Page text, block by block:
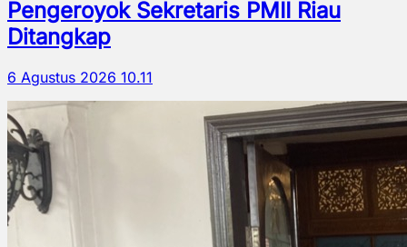
Pengeroyok Sekretaris PMII Riau
Ditangkap
6 Agustus 2026 10.11